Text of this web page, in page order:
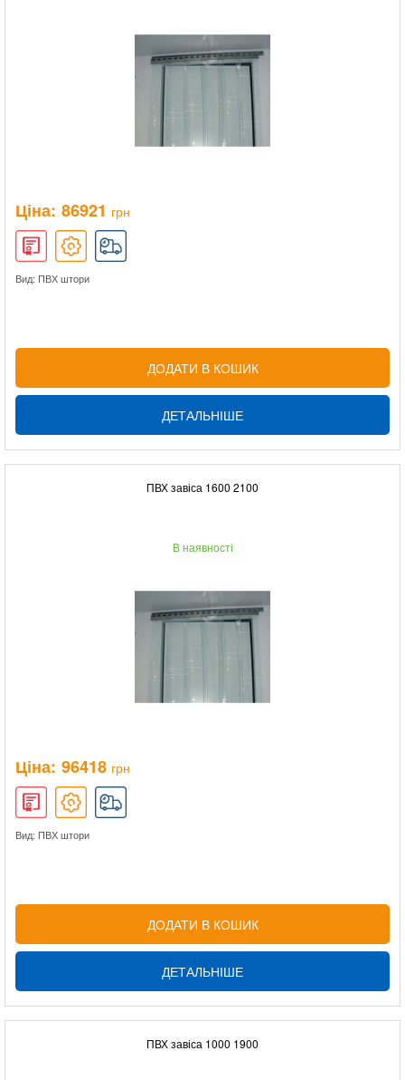
Ціна: 86921 грн
Вид: ПВХ штори
ДОДАТИ В КОШИК
ДЕТАЛЬНІШЕ
ПВХ завіса 1600 2100
В наявності
Ціна: 96418 грн
Вид: ПВХ штори
ДОДАТИ В КОШИК
ДЕТАЛЬНІШЕ
ПВХ завіса 1000 1900